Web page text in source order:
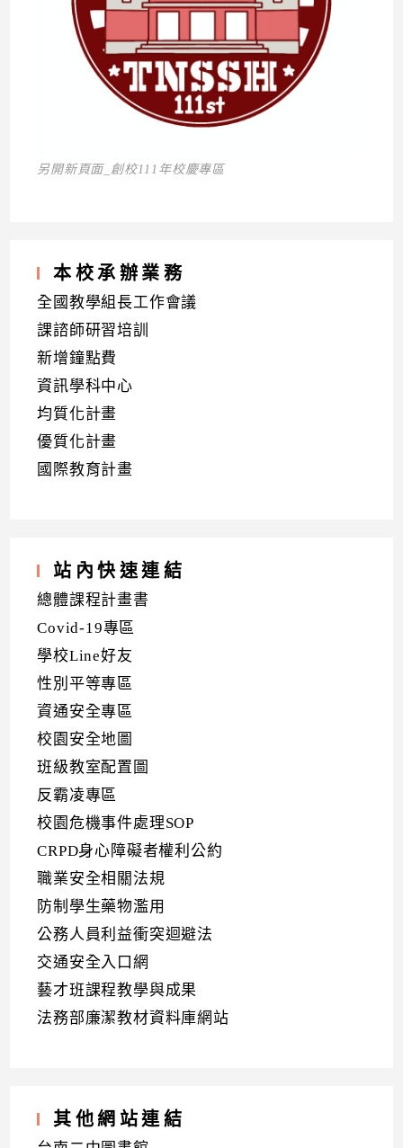
另開新頁面_創校111年校慶專區
本校承辦業務
全國教學組長工作會議
課諮師研習培訓
新增鐘點費
資訊學科中心
均質化計畫
優質化計畫
國際教育計畫
站內快速連結
總體課程計畫書
Covid-19專區
學校Line好友
性別平等專區
資通安全專區
校園安全地圖
班級教室配置圖
反霸凌專區
校園危機事件處理SOP
CRPD身心障礙者權利公約
職業安全相關法規
防制學生藥物濫用
公務人員利益衝突迴避法
交通安全入口網
藝才班課程教學與成果
法務部廉潔教材資料庫網站
其他網站連結